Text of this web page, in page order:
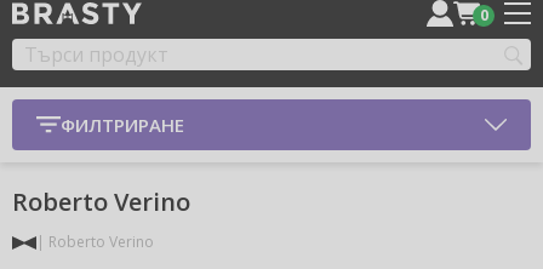
0
ФИЛТРИРАНЕ
Roberto Verino
Roberto Verino